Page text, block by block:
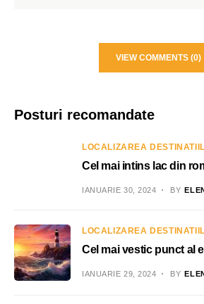
VIEW COMMENTS (0)
Posturi recomandate
LOCALIZAREA
Cel mai intins lac din
IANUARIE 30, 2024 BY
LOCALIZAREA
Cel mai vestic punct al
IANUARIE 29, 2024 BY